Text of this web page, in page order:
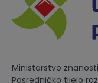
Ministarstvo
Posredničko tijelo